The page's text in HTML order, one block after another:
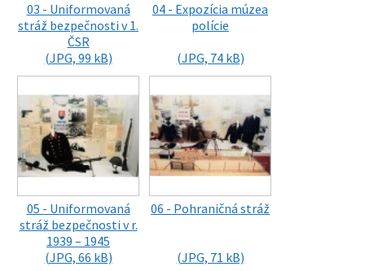
03 - Uniformovaná
stráž bezpečnosti v 1.
ČSR
(JPG, 99 kB)
04 - Expozícia múzea
polície
(JPG, 74 kB)
05 - Uniformovaná
stráž bezpečnosti v r.
1939 – 1945
(JPG, 66 kB)
06 - Pohraničná stráž
(JPG, 71 kB)